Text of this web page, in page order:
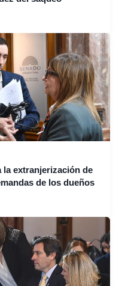
la extranjerización de
de los dueños